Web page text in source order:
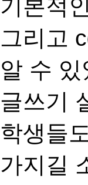
기본적
그리고
알 수
글쓰기
학생들도
가지길